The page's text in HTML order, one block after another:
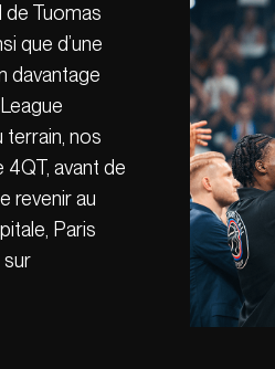
de Tuomas
que d’une
davantage
terrain, nos
4QT, avant de
revenir au
Paris
sur